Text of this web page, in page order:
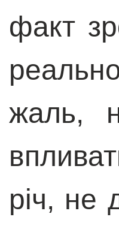
факт
жаль,
річ, не